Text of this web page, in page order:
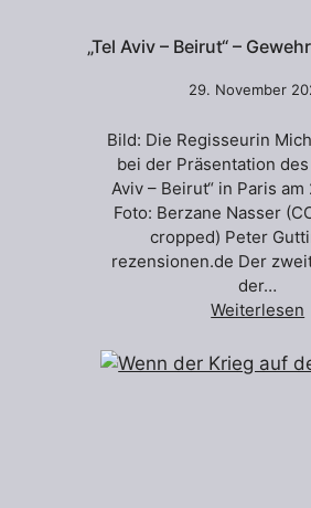
„Tel Aviv – Beirut“ –
29. November
Bild: Die Regisseurin
bei der Präsentation des
Aviv – Beirut“ in Paris
Foto: Berzane Nasser
cropped) Peter
rezensionen.de Der
der…
Weiterlesen